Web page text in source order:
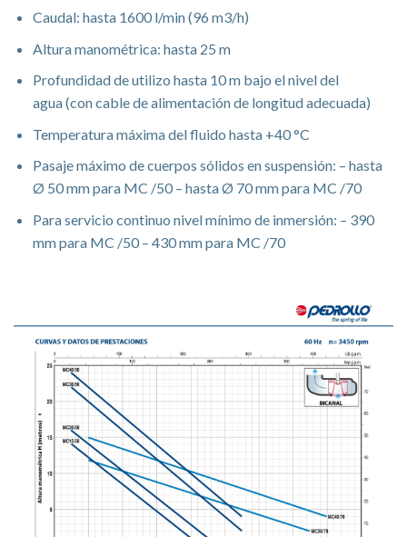
Caudal: hasta 1600 l/min (96 m3/h)
Altura manométrica: hasta 25 m
Profundidad de utilizo hasta 10 m bajo el nivel del
agua (con cable de alimentación de longitud adecuada)
Temperatura máxima del fluido hasta +40 °C
Pasaje máximo de cuerpos sólidos en suspensión: – hasta
Ø 50 mm para MC /50 – hasta Ø 70 mm para MC /70
Para servicio continuo nivel mínimo de inmersión: – 390
mm para MC /50 – 430 mm para MC /70